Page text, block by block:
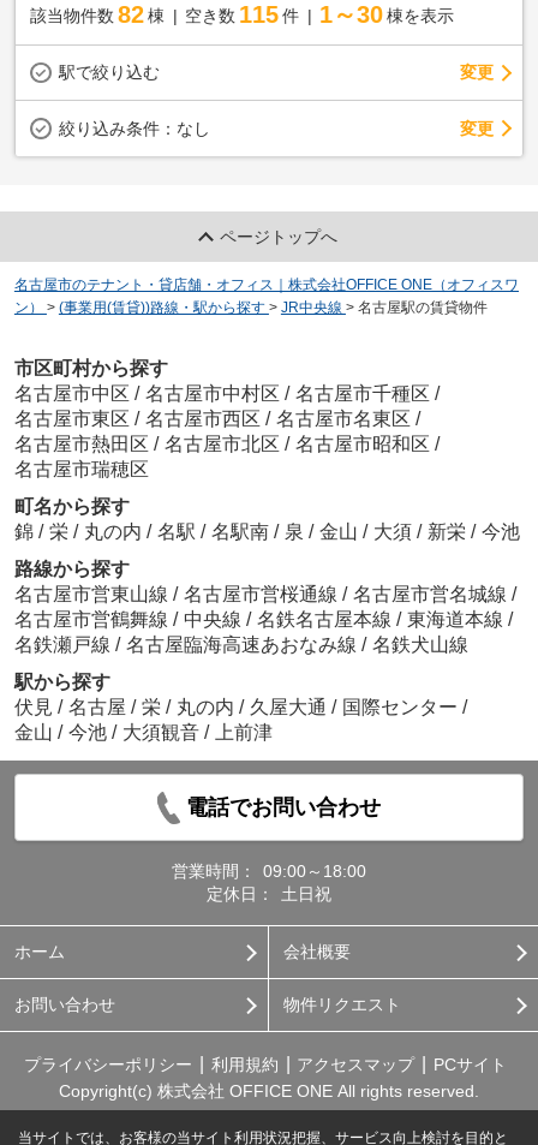
該当物件数 82棟 空き数 115 件 1～30 棟を表示
駅で絞り込む 変更
絞り込み条件： なし 変更
ページトップへ
名古屋市のテナント・貸店舗・オフィス｜株式会社OFFICE ONE（オフィスワ
ン）
> (事業用(賃貸))路線・駅から探す > JR中央線 > 名古屋駅の賃貸物件
市区町村から探す
名古屋市中区 / 名古屋市中村区 / 名古屋市千種区 /
名古屋市東区 / 名古屋市西区 / 名古屋市名東区 /
名古屋市熱田区 / 名古屋市北区 / 名古屋市昭和区 /
名古屋市瑞穂区
町名から探す
錦 / 栄 / 丸の内 / 名駅 / 名駅南 / 泉 / 金山 / 大須 / 新栄 / 今池
路線から探す
名古屋市営東山線 / 名古屋市営桜通線 / 名古屋市営名城線 /
名古屋市営鶴舞線 / 中央線 / 名鉄名古屋本線 / 東海道本線 /
名鉄瀬戸線 / 名古屋臨海高速あおなみ線 / 名鉄犬山線
駅から探す
伏見 / 名古屋 / 栄 / 丸の内 / 久屋大通 / 国際センター /
金山 / 今池 / 大須観音 / 上前津
電話でお問い合わせ
営業時間：
09:00～18:00
定休日：
土日祝
ホーム 会社概要
お問い合わせ 物件リクエスト
プライバシーポリシー 利用規約 アクセスマップ
PCサイト
Copyright(c) 株式会社 OFFICE ONE All rights reserved.
当サイトでは、お客様の当サイト利用状況把握、サービス向上検討を目的と